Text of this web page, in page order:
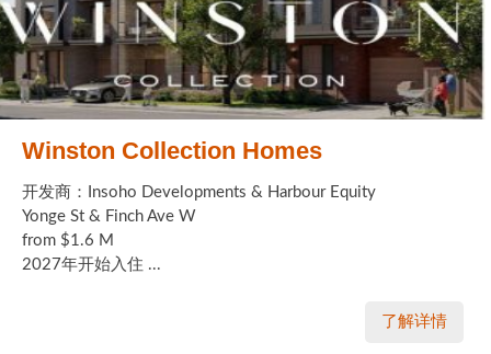
Winston Collection Homes
开发商：Insoho Developments & Harbour Equity
Yonge St & Finch Ave W
from $1.6 M
2027年开始入住 ...
了解详情